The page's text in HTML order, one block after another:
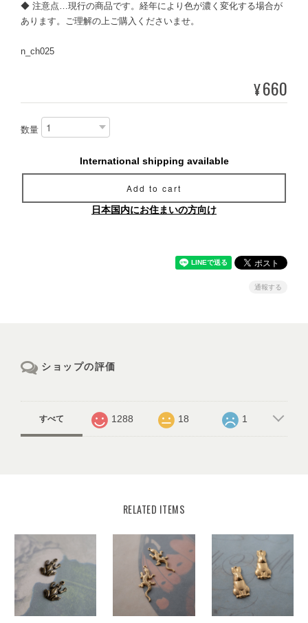
◆ 注意点…現行の商品です。経年により色が濃く変化する場合が
あります。ご理解の上ご購入くださいませ。
n_ch025
¥660
数量
International shipping available
Add to cart
日本国内にお住まいの方向け
通報する
ショップの評価
すべて 1288 18 1
RELATED ITEMS